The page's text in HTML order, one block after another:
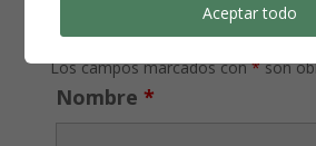
¿NECESITAS UN ABOGADO?
Los campos marcados con*son
Nombre *
Aceptar todo